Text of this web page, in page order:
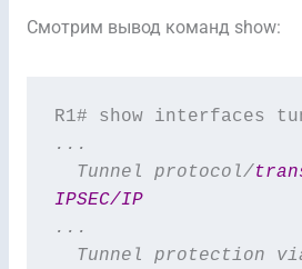
Смотрим вывод команд show:
...
  Tunnel protocol/
IPSEC/IP
...